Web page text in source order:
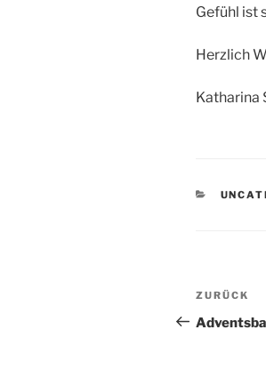
Gefühl ist
Herzlich
Katharina
Vorheriger
Beitrag
ZURÜCK